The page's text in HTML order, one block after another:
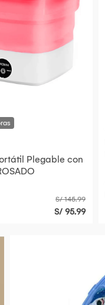
Plegable con
S/ 145.99
S/ 95.99